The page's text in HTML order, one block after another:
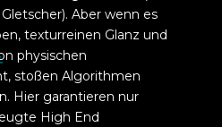
Aber wenn es
texturreinen Glanz und
physischen
stoßen Algorithmen
Hier garantieren nur
High End